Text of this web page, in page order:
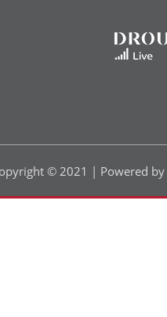
Vers le site Drouot
© 2021 | Powered by